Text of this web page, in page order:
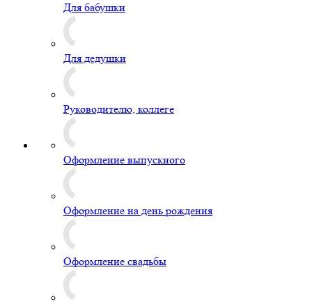
Для бабушки
Для дедушки
Руководителю, коллеге
Оформление выпускного
Оформление на день рождения
Оформление свадьбы